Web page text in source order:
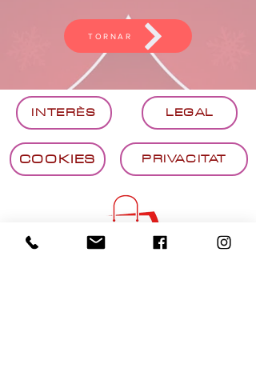
TORNAR
INTERÈS
COOKIES
LEGAL
PRIVACITAT